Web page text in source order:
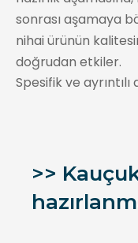
sonrası aşamaya
nihai ürünün
doğrudan etkiler.
Spesifik ve
>>